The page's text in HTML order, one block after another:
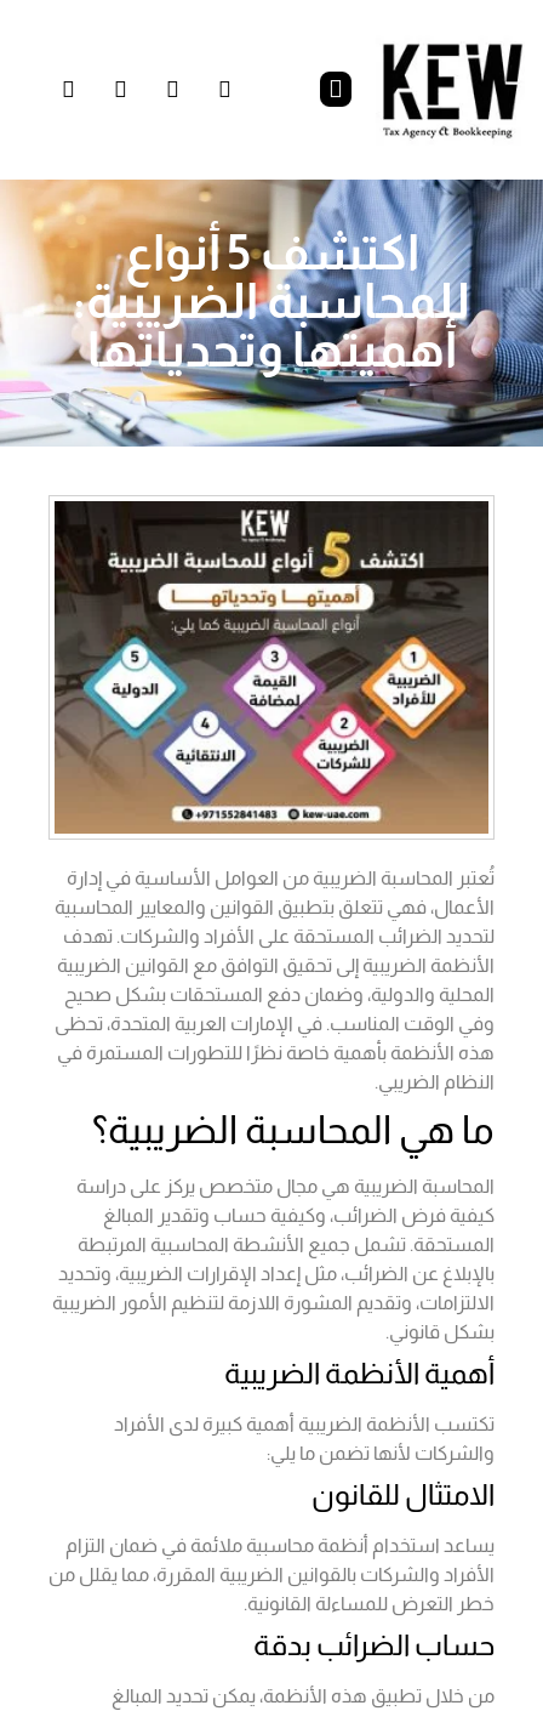
اكتشف 5 أنواع
للمحاسبة الضريبية:
أهميتها وتحدياتها
تُعتبر المحاسبة الضريبية من العوامل الأساسية في إدارة
الأعمال، فهي تتعلق بتطبيق القوانين والمعايير المحاسبية
لتحديد الضرائب المستحقة على الأفراد والشركات. تهدف
الأنظمة الضريبية إلى تحقيق التوافق مع القوانين الضريبية
المحلية والدولية، وضمان دفع المستحقات بشكل صحيح
وفي الوقت المناسب. في الإمارات العربية المتحدة، تحظى
هذه الأنظمة بأهمية خاصة نظرًا للتطورات المستمرة في
النظام الضريبي.
ما هي المحاسبة الضريبية؟
المحاسبة الضريبية هي مجال متخصص يركز على دراسة
كيفية فرض الضرائب، وكيفية حساب وتقدير المبالغ
المستحقة. تشمل جميع الأنشطة المحاسبية المرتبطة
بالإبلاغ عن الضرائب، مثل إعداد الإقرارات الضريبية، وتحديد
الالتزامات، وتقديم المشورة اللازمة لتنظيم الأمور الضريبية
بشكل قانوني.
أهمية الأنظمة الضريبية
تكتسب الأنظمة الضريبية أهمية كبيرة لدى الأفراد
والشركات لأنها تضمن ما يلي:
الامتثال للقانون
يساعد استخدام أنظمة محاسبية ملائمة في ضمان التزام
الأفراد والشركات بالقوانين الضريبية المقررة، مما يقلل من
خطر التعرض للمساءلة القانونية.
حساب الضرائب بدقة
من خلال تطبيق هذه الأنظمة، يمكن تحديد المبالغ